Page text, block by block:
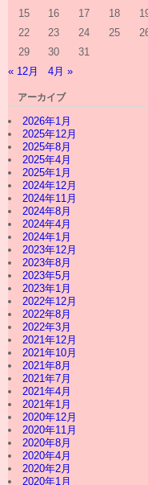
15
16 17 18
22
23 24 25
29
30
31
« 12月
4月 »
アーカイブ
2026年1月
2025年12月
2025年8月
2025年4月
2025年1月
2024年12月
2024年11月
2024年8月
2024年4月
2024年1月
2023年12月
2023年8月
2023年5月
2023年1月
2022年12月
2022年8月
2022年3月
2021年12月
2021年10月
2021年8月
2021年7月
2021年4月
2021年1月
2020年12月
2020年11月
2020年8月
2020年4月
2020年2月
2020年1月